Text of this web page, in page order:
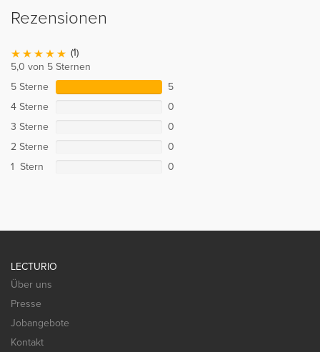
Rezensionen
(1)
5,0 von 5 Sternen
5 Sterne
5
4 Sterne
0
3 Sterne
0
2 Sterne
0
1 Stern
0
LECTURIO
Über uns
Presse
Jobangebote
Kontakt